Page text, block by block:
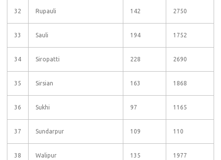
32 Rupauli 142 2750
33 Sauli 194 1752
34 Siropatti 228 2690
35 Sirsian 163 1868
36 Sukhi 97 1165
37 Sundarpur 109 110
38 Walipur 135 1977